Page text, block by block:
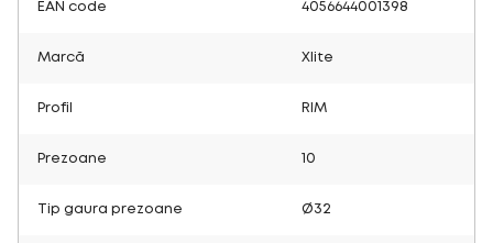
EAN code 4056644001398
Marcă Xlite
Profil RIM
Prezoane 10
Tip gaura prezoane Ø32